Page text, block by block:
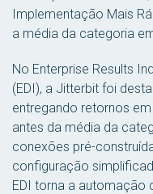
Implementação Mais
a média da categoria
No Enterprise Results
(EDI), a Jitterbit foi
entregando retornos
antes da média da
conexões pré-
configuração
EDI torna a automação